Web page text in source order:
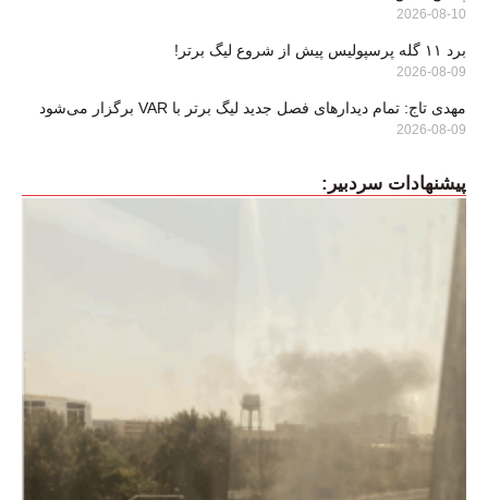
2026-08-10
برد ۱۱ گله پرسپولیس پیش از شروع لیگ برتر!
2026-08-09
مهدی تاج: تمام دیدارهای فصل جدید لیگ برتر با VAR برگزار می‌شود
2026-08-09
پیشنهادات سردبیر: